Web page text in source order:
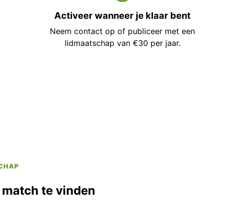
Activeer wanneer je klaar bent
Neem contact op of publiceer met een
lidmaatschap van €30 per jaar.
te vinden